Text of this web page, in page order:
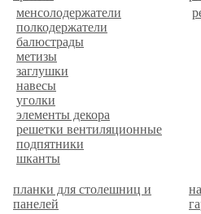
менсолодержатели
полкодержатели
балюстрады
метизы
заглушки
навесы
уголки
элементы декора
решетки вентиляционные
подпятники
шканты
планки для столешниц и
панелей